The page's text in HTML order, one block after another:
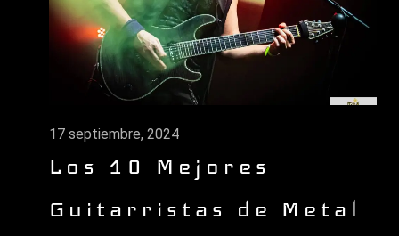
17 septiembre, 2024
Los 10 Mejores
Guitarristas de Metal